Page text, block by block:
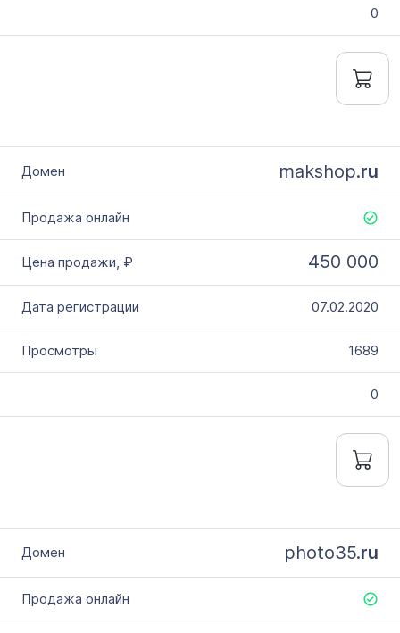
0
makshop.ru
450 000
07.02.2020
1689
0
photo35.ru